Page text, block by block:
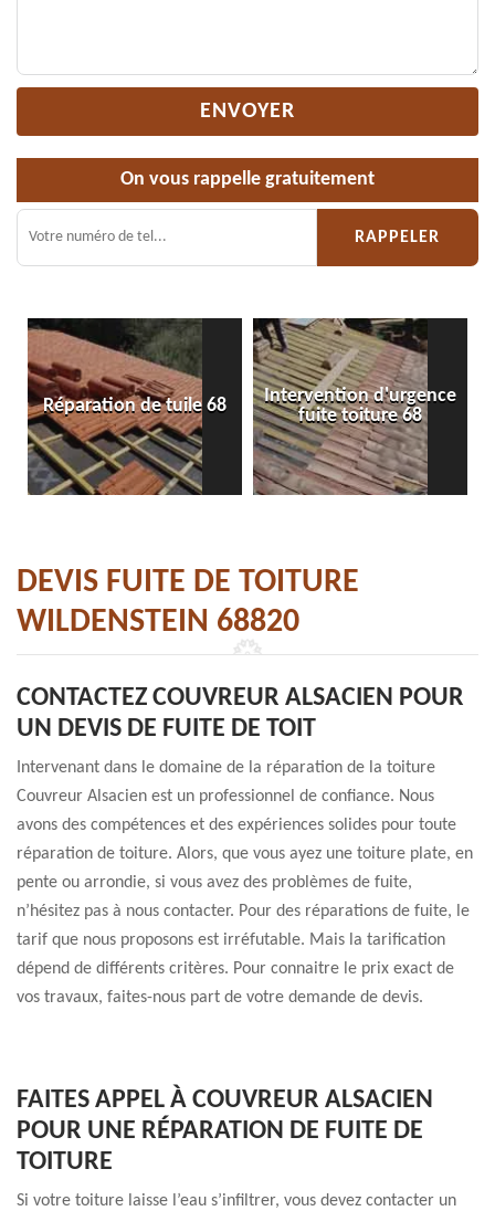
On vous rappelle gratuitement
Réparation de tuile 68
Intervention d'urgence
fuite toiture 68
DEVIS FUITE DE TOITURE
WILDENSTEIN 68820
CONTACTEZ COUVREUR ALSACIEN POUR
UN DEVIS DE FUITE DE TOIT
Intervenant dans le domaine de la réparation de la toiture
Couvreur Alsacien est un professionnel de confiance. Nous
avons des compétences et des expériences solides pour toute
réparation de toiture. Alors, que vous ayez une toiture plate, en
pente ou arrondie, si vous avez des problèmes de fuite,
n’hésitez pas à nous contacter. Pour des réparations de fuite, le
tarif que nous proposons est irréfutable. Mais la tarification
dépend de différents critères. Pour connaitre le prix exact de
vos travaux, faites-nous part de votre demande de devis.
FAITES APPEL À COUVREUR ALSACIEN
POUR UNE RÉPARATION DE FUITE DE
TOITURE
Si votre toiture laisse l’eau s’infiltrer, vous devez contacter un